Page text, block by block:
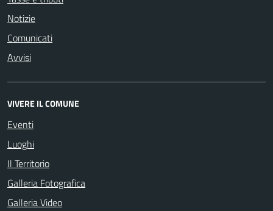
Notizie
Comunicati
Avvisi
VIVERE IL COMUNE
Eventi
Luoghi
Il Territorio
Galleria Fotografica
Galleria Video